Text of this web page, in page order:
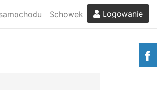
Schowek Logowanie